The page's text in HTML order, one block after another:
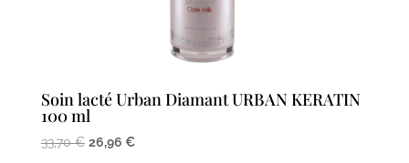
Soin lacté Urban Diamant URBAN KERATIN
100 ml
33,70€ Le
26,96 €Le